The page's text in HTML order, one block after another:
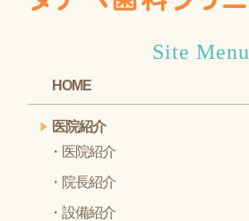
Site Menu
HOME
医院紹介
医院紹介
院長紹介
設備紹介